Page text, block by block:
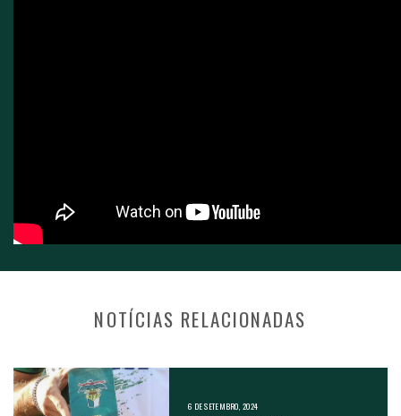
NOTÍCIAS RELACIONADAS
NAVEGAÇÃO NOS POSTS
6 DE SETEMBRO, 2024